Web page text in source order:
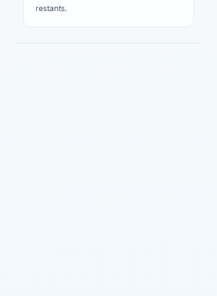
restants.